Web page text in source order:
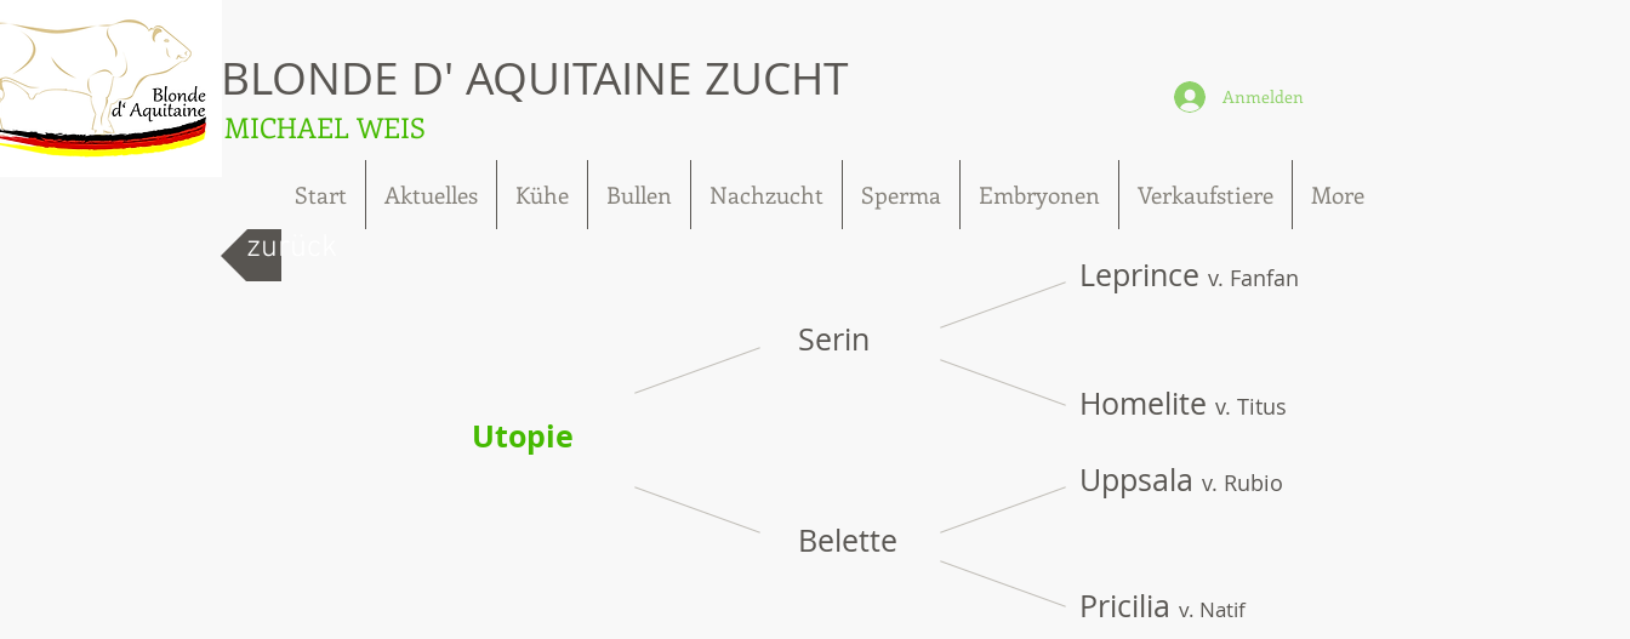
BLONDE D' AQUITAINE ZUCHT
MICHAEL WEIS
Anmelden
Start Aktuelles Kühe Bullen Nachzucht Sperma Embryonen Verkaufstiere More
zurück
Leprince v. Fanfan
Serin
Utopie
Homelite v. Titus
Uppsala v. Rubio
Belette
Pricilia v. Natif